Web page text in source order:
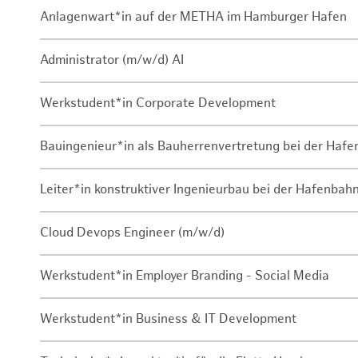
Anlagenwart*in auf der METHA im Hamburger Hafen
Administrator (m/w/d) AI
Werkstudent*in Corporate Development
Bauingenieur*in als Bauherrenvertretung bei der
Leiter*in konstruktiver Ingenieurbau bei der Hafenbahn
Cloud Devops Engineer (m/w/d)
Werkstudent*in Employer Branding - Social Media
Werkstudent*in Business & IT Development